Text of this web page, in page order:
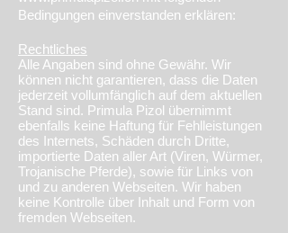
Bedingungen einverstanden erklären:
Rechtliches
Alle Angaben sind ohne Gewähr. Wir
können nicht garantieren, dass die Daten
jederzeit vollumfänglich auf dem aktuellen
Stand sind. Primula Pizol übernimmt
ebenfalls keine Haftung für Fehlleistungen
des Internets, Schäden durch Dritte,
importierte Daten aller Art (Viren, Würmer,
Trojanische Pferde), sowie für Links von
und zu anderen Webseiten. Wir haben
keine Kontrolle über Inhalt und Form von
fremden Webseiten.